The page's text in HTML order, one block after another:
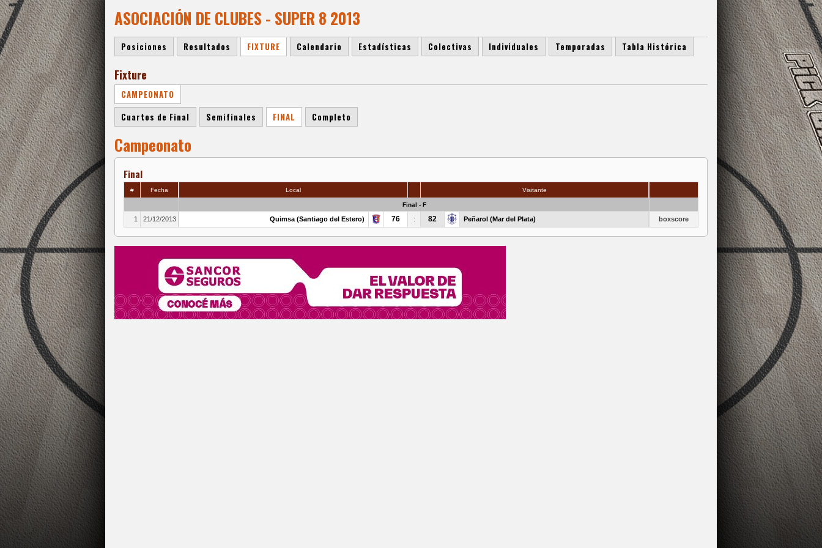
ASOCIACIÓN DE CLUBES - SUPER 8 2013
Posiciones Resultados FIXTURE Calendario Estadísticas Colectivas Individuales Temporadas Tabla Histórica
Fixture
CAMPEONATO
Cuartos de Final
Semifinales FINAL Completo
Campeonato
Final
# Fecha Local Visitante
Final - F
1 21/12/2013 Quimsa (Santiago del Estero) 76 : 82 Peñarol (Mar del Plata) boxscore